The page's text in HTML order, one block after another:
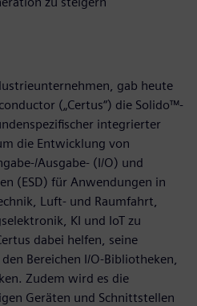
gab heute
(„Certus“) die Solido™-
integrierter
die Entwicklung von
Ausgabe- (I/O) und
(ESD) für Anwendungen in
Luft- und Raumfahrt,
KI und IoT zu
dabei helfen, seine
Bereichen I/O-Bibliotheken,
Zudem wird es die
Geräten und Schnittstellen